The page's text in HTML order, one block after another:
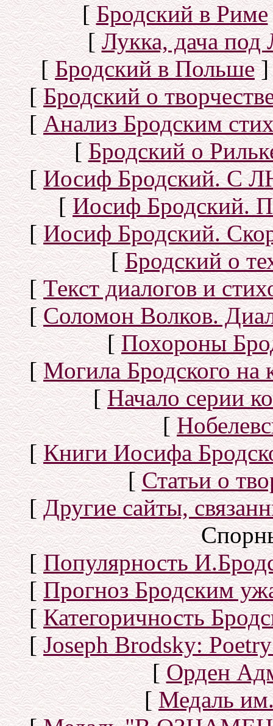
[Бродский в Риме
[Лукка, дача под
[Бродский в Польше]
[Бродский о
[Анализ Бродским
[Бродский о
[Иосиф Бродский. С
[Иосиф Бродский.
[Иосиф Бродский.
[Бродский о
[Текст диалогов и
[Соломон Волков.
[Похороны
[Могила Бродского
[Начало серии
[
[Книги Иосифа
[Статьи о
[Другие сайты,
[Популярность
[Прогноз Бродским
[Категоричность
[Joseph Brodsky:
[Орден
[Медаль